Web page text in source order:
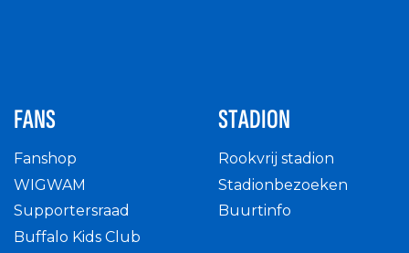
FANS
Fanshop
WIGWAM
Supportersraad
Buffalo Kids Club
STADION
Rookvrij stadion
Stadionbezoeken
Buurtinfo